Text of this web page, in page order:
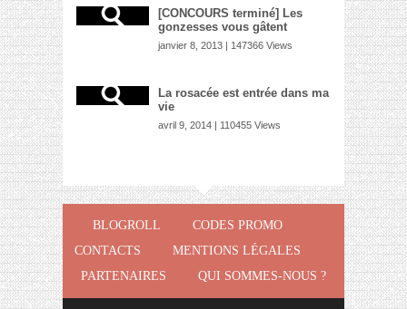
[CONCOURS terminé] Les
gonzesses vous gâtent
janvier 8, 2013 | 147366 Views
La rosacée est entrée dans ma
vie
avril 9, 2014 | 110455 Views
BLOGROLL
CODES PROMO
CONTACTS
MENTIONS LÉGALES
PARTENAIRES
QUI SOMMES-NOUS ?